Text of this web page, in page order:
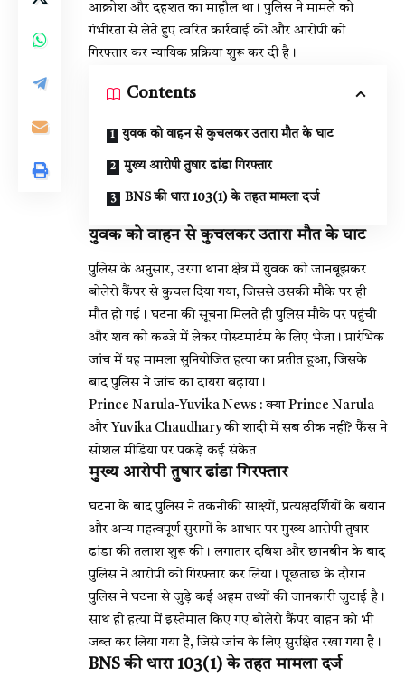
आक्रोश और दहशत का माहौल था। पुलिस ने मामले को
गंभीरता से लेते हुए त्वरित कार्रवाई की और आरोपी को
गिरफ्तार कर न्यायिक प्रक्रिया शुरू कर दी है।
Contents
युवक को वाहन से कुचलकर उतारा मौत के घाट
मुख्य आरोपी तुषार ढांडा गिरफ्तार
BNS की धारा 103(1) के तहत मामला दर्ज
युवक को वाहन से कुचलकर उतारा मौत के घाट
पुलिस के अनुसार, उरगा थाना क्षेत्र में युवक को जानबूझकर
बोलेरो कैंपर से कुचल दिया गया, जिससे उसकी मौके पर ही
मौत हो गई। घटना की सूचना मिलते ही पुलिस मौके पर पहुंची
और शव को कब्जे में लेकर पोस्टमार्टम के लिए भेजा। प्रारंभिक
जांच में यह मामला सुनियोजित हत्या का प्रतीत हुआ, जिसके
बाद पुलिस ने जांच का दायरा बढ़ाया।
Prince Narula-Yuvika News : क्या Prince Narula
और Yuvika Chaudhary की शादी में सब ठीक नहीं? फैंस ने
सोशल मीडिया पर पकड़े कई संकेत
मुख्य आरोपी तुषार ढांडा गिरफ्तार
घटना के बाद पुलिस ने तकनीकी साक्ष्यों, प्रत्यक्षदर्शियों के बयान
और अन्य महत्वपूर्ण सुरागों के आधार पर मुख्य आरोपी तुषार
ढांडा की तलाश शुरू की। लगातार दबिश और छानबीन के बाद
पुलिस ने आरोपी को गिरफ्तार कर लिया। पूछताछ के दौरान
पुलिस ने घटना से जुड़े कई अहम तथ्यों की जानकारी जुटाई है।
साथ ही हत्या में इस्तेमाल किए गए बोलेरो कैंपर वाहन को भी
जब्त कर लिया गया है, जिसे जांच के लिए सुरक्षित रखा गया है।
BNS की धारा 103(1) के तहत मामला दर्ज